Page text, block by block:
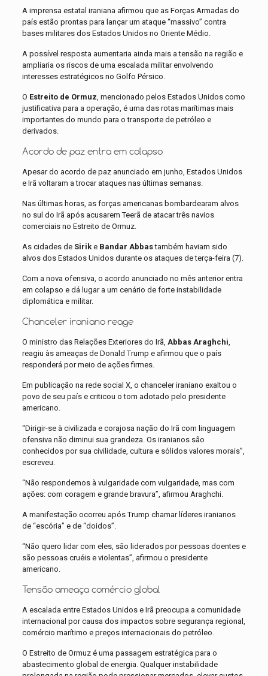
A imprensa estatal iraniana afirmou que as Forças Armadas do
país estão prontas para lançar um ataque “massivo” contra
bases militares dos Estados Unidos no Oriente Médio.
A possível resposta aumentaria ainda mais a tensão na região e
ampliaria os riscos de uma escalada militar envolvendo
interesses estratégicos no Golfo Pérsico.
O Estreito de Ormuz , mencionado pelos Estados Unidos como
justificativa para a operação, é uma das rotas marítimas mais
importantes do mundo para o transporte de petróleo e
derivados.
Acordo de paz entra em colapso
Apesar do acordo de paz anunciado em junho, Estados Unidos
e Irã voltaram a trocar ataques nas últimas semanas.
Nas últimas horas, as forças americanas bombardearam alvos
no sul do Irã após acusarem Teerã de atacar três navios
comerciais no Estreito de Ormuz.
As cidades de Sirike Bandar Abbastambém haviam sido
alvos dos Estados Unidos durante os ataques de terça-feira (7).
Com a nova ofensiva, o acordo anunciado no mês anterior entra
em colapso e dá lugar a um cenário de forte instabilidade
diplomática e militar.
Chanceler iraniano reage
O ministro das Relações Exteriores do Irã, Abbas Araghchi
reagiu às ameaças de Donald Trump e afirmou que o país
responderá por meio de ações firmes.
Em publicação na rede social X, o chanceler iraniano exaltou o
povo de seu país e criticou o tom adotado pelo presidente
americano.
“Dirigir-se à civilizada e corajosa nação do Irã com linguagem
ofensiva não diminui sua grandeza. Os iranianos são
conhecidos por sua civilidade, cultura e sólidos valores morais”,
escreveu.
“Não respondemos à vulgaridade com vulgaridade, mas com
ações: com coragem e grande bravura”, afirmou Araghchi.
A manifestação ocorreu após Trump chamar líderes iranianos
de “escória” e de “doidos”.
“Não quero lidar com eles, são liderados por pessoas doentes e
são pessoas cruéis e violentas”, afirmou o presidente
americano.
Tensão ameaça comércio global
A escalada entre Estados Unidos e Irã preocupa a comunidade
internacional por causa dos impactos sobre segurança regional,
comércio marítimo e preços internacionais do petróleo.
O Estreito de Ormuz é uma passagem estratégica para o
abastecimento global de energia. Qualquer instabilidade